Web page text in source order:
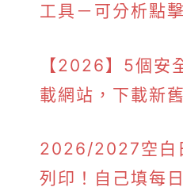
工具－可分析點
【2026】5個安
載網站，下載新
2026/2027空白
列印！自己填每